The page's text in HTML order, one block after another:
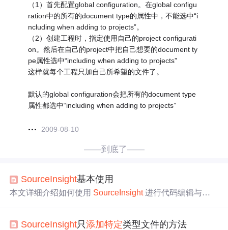
（1）首先配置global configuration。在global configu
ration中的所有的document type的属性中，不能选中“i
ncluding when adding to projects”。
（2）创建工程时，指定使用自己的project configurati
on。然后在自己的project中把自己想要的document ty
pe属性选中“including when adding to projects”
这样就每个工程只加自己所希望的文件了。
默认的global configuration会把所有的document type
属性都选中“including when adding to projects”
2009-08-10
——到底了——
SourceInsight基本使用
本文详细介绍如何使用 Source Insight进行代码编辑与阅
SourceInsight只添加特定类型文件的方法